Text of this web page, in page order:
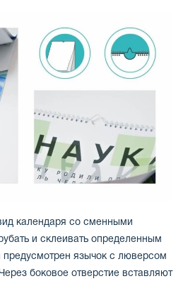
календаря со сменными
и склеивать определенным
предусмотрен язычок с люверсом
боковое отверстие вставляют